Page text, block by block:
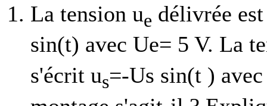
La tension ue délivrée
sin(t) avec Ue= 5 V. La
s'écrit us=-Us sin(t )